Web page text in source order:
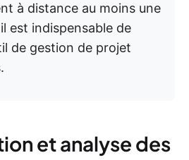
à distance au moins une
est indispensable de
de gestion de projet
et analyse des